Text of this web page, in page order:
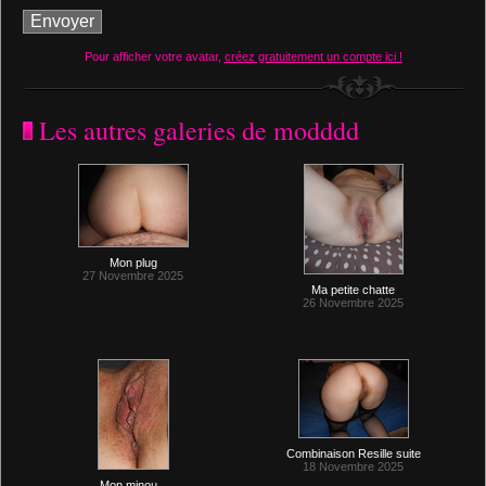
Pour afficher votre avatar, créez gratuitement un compte ici !
Les autres galeries de modddd
Mon plug
27 Novembre 2025
Ma petite chatte
26 Novembre 2025
Combinaison Resille suite
18 Novembre 2025